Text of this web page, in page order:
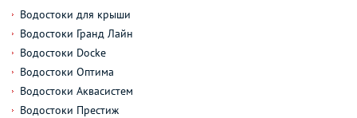
Водостоки для крыши
Водостоки Гранд Лайн
Водостоки Docke
Водостоки Оптима
Водостоки Аквасистем
Водостоки Престиж